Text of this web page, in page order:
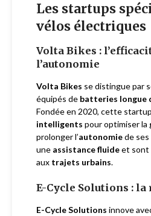
Les startups
vélos électriques
Volta Bikes :
l’autonomie
Volta Bikes se distingue par
équipés de batteries longue
Fondée en 2020, cette
intelligents pour optimiser la
prolonger l’autonomiede
une assistance fluideet sont
aux trajets urbains.
E-Cycle Solutions :
E-Cycle Solutions innove